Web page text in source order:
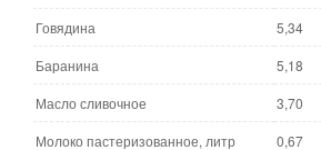
Говядина 5,34
Баранина
5,18
Масло сливочное
3,70
Молоко пастеризованное, литр
0,67